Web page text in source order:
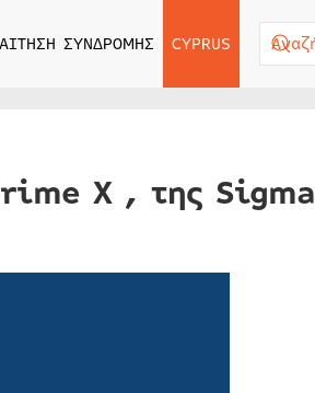
ΑΙΤΗΣΗ ΣΥΝΔΡΟΜΗΣ CYPRUS
X , της Sigma